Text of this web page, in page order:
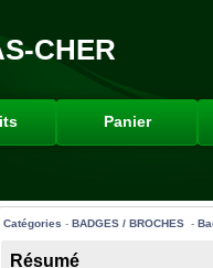
CHER
Panier
Catégories - BADGES / BROCHES -
Résumé